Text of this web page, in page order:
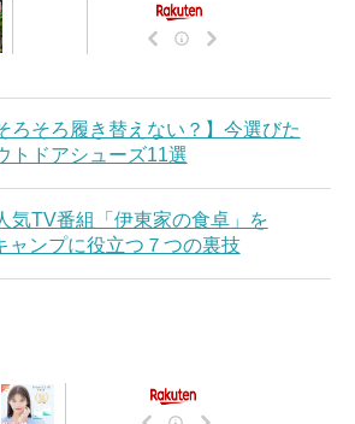
ろそろ履き替えない？】今選びた
トドアシューズ11選
気TV番組「伊東家の食卓」を
ャンプに役立つ７つの裏技